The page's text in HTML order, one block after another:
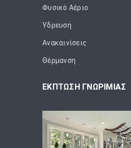
Φυσικό Αέριο
Ύδρευση
Ανακαινίσεις
Θέρμανση
ΕΚΠΤΩΣΗ ΓΝΩΡΙΜΙΑΣ